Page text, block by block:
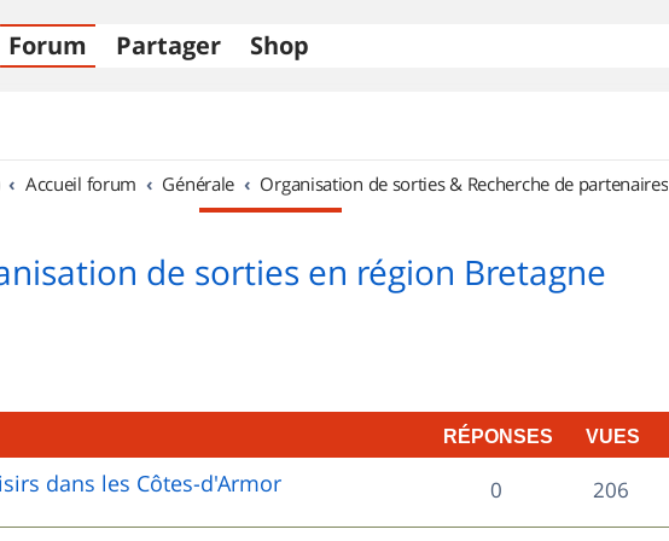
Forum Partager Shop
Accueil forum Générale Organisation de sorties & Recherche de partenaires
de sorties en région Bretagne
RÉPONSES VUES
dans les Côtes-d'Armor 0R
é
206V
u